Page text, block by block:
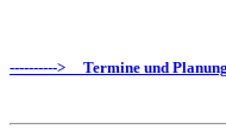
----------> Termine und